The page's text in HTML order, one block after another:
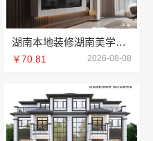
湖南本地装修湖南美学筑家建材商铺装修
￥70.81 2026-08-08